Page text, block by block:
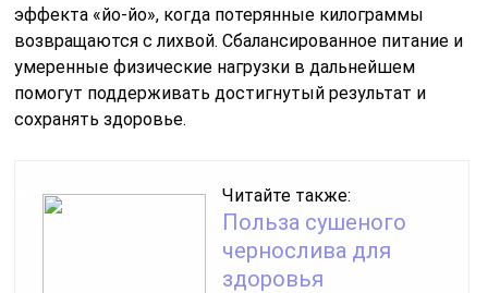
эффекта «йо-йо», когда потерянные килограммы
возвращаются с лихвой. Сбалансированное питание и
умеренные физические нагрузки в дальнейшем
помогут поддерживать достигнутый результат и
сохранять здоровье.
Читайте также:
Польза сушеного
чернослива для
здоровья